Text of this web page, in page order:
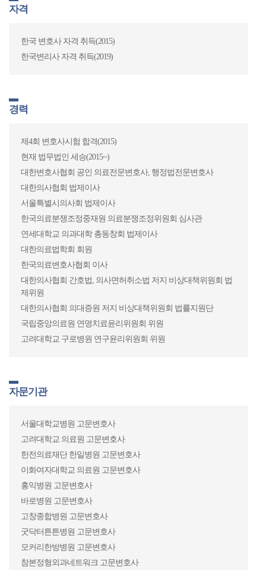
경력
건국대학교 충주병원 일반의사 근무(2007.3~2007.7)
울산의대 서울아산병원 수련의사(intern) 근무(2008.3~2009.2)
건강보험심사평가원 실무수습(2011)
법제처 실무수습(2011)
변호사 자격 취득(2013.4)
서울대학교병원 의료고위과정(AHP) 수료(2014)
법무법인 세승 소속변호사(2013.2~2017.8)
서울아산병원 법무팀 변호사(2017.9~2017.11)
법무법인 세승 구성원변호사(2017.12~現)
대한성학회 법률이사(2017.12~現)
한국보건의료연구원 의료기술 재평가위원(2019.9~現)
한국의료분쟁조정중재원 비상임감정위원(2020.3~現)
한국보건의료연구원 연구기획자문위원(2020.6~現)
한국보건의료정보원 보건의료데이터 심의 전문위원(2021.4~現)
경상대학교병원(진주, 창원), 경북대학교병원, 고려대학교 의료
원(안암, 안산, 구로), 전북대학교병원, 제주대학교병원, 분당차병
원, 신천연합병원, 아주대학교병원, 신촌세브란스병원 등
저술·기고
① 의료와 법 출판(공동저자)(2013.8)
② 인간을 대상으로 하는 의학연구와 개인정보보호 사이의 상호
2009 제51회 사법시험 합격
2013 ~ 현재 법무법인 세승
자격
한국 변호사 자격 취득(2015)
한국변리사 자격 취득(2019)
경력
제4회 변호사시험 합격(2015)
현재 법무법인 세승(2015~)
대한변호사협회 공인 의료전문변호사, 행정법전문변호사
대한의사협회 법제이사
서울특별시의사회 법제이사
한국의료분쟁조정중재원 의료분쟁조정위원회 심사관
연세대학교 의과대학 총동창회 법제이사
대한의료법학회 회원
한국의료변호사협회 이사
대한의사협회 간호법, 의사면허취소법 저지 비상대책위원회 법
제위원
대한의사협회 의대증원 저지 비상대책위원회 법률지원단
국립중앙의료원 연명치료윤리위원회 위원
고려대학교 구로병원 연구윤리위원회 위원
자문기관
서울대학교병원 고문변호사
고려대학교 의료원 고문변호사
한전의료재단 한일병원 고문변호사
이화여자대학교 의료원 고문변호사
홍익병원 고문변호사
바로병원 고문변호사
고창종합병원 고문변호사
굿닥터튼튼병원 고문변호사
모커리한방병원 고문변호사
참본정형외과네트워크 고문변호사